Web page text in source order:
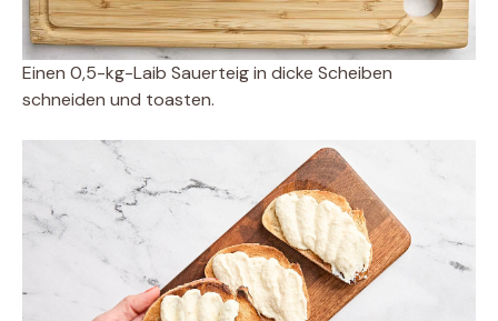
Einen 0,5-kg-Laib Sauerteig in dicke Scheiben
schneiden und toasten.